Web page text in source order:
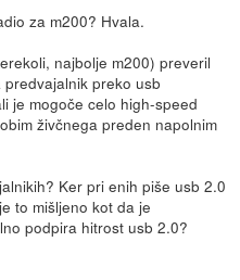
za m200? Hvala.
najbolje m200) preveril
preko usb
je mogoče celo high-speed
živčnega preden napolnim
Ker pri enih piše usb 2.0
to mišljeno kot da je
podpira hitrost usb 2.0?